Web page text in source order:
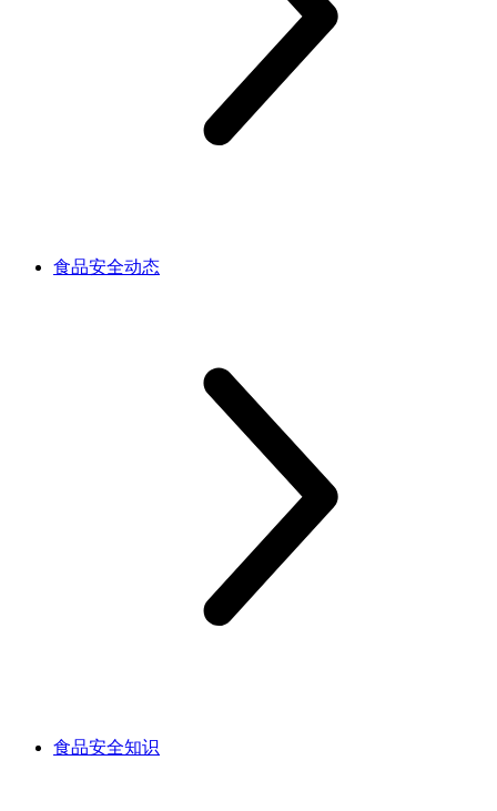
食品安全动态
食品安全知识